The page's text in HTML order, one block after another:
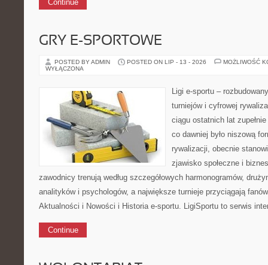
Continue
GRY E-SPORTOWE
POSTED BY ADMIN POSTED ON LIP - 13 - 2026
MOŻLIWOŚĆ
WYŁĄCZONA
Ligi e-sportu –
turniejów i cyfrowej
ciągu ostatnich lat
co dawniej było niszową
rywalizacji, obecnie
zjawisko społeczne i
zawodnicy trenują według szczegółowych harmonogramów,
analityków i psychologów, a największe turnieje przyciągają
Aktualności i Nowości i Historia e-sportu. LigiSportu to serwis
Continue